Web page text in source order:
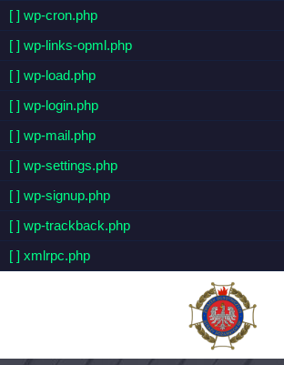
[ ] wp-cron.php
[ ] wp-links-opml.php
[ ] wp-load.php
[ ] wp-login.php
[ ] wp-mail.php
[ ] wp-settings.php
[ ] wp-signup.php
[ ] wp-trackback.php
[ ] xmlrpc.php